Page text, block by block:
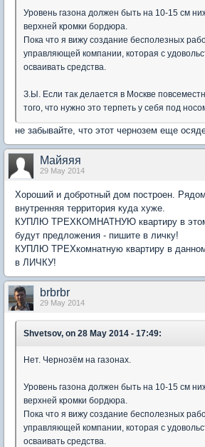
Уровень газона должен быть на 10-15 см
верхней кромки бордюра.
Пока что я вижу создание бесполезных
управляющей компании, которая с
осваивать средства.
З.Ы. Если так делается в Москве
того, что нужно это терпеть у себя под
не забывайте, что этот чернозем еще
Майяяя
29 May 2014
Хороший и добротный дом построен.
внутренняя территория куда хуже.
КУПЛЮ ТРЕХКОМНАТНУЮ квартиру в этом
будут предложения - пишите в личку!
КУПЛЮ ТРЕХкомнатную квартиру в
в ЛИЧКУ!
brbrbr
29 May 2014
Shvetsov, on 28 May 2014 - 17:49:
Нет. Чернозём на газонах.
Уровень газона должен быть на 10-15 см
верхней кромки бордюра.
Пока что я вижу создание бесполезных
управляющей компании, которая с
осваивать средства.